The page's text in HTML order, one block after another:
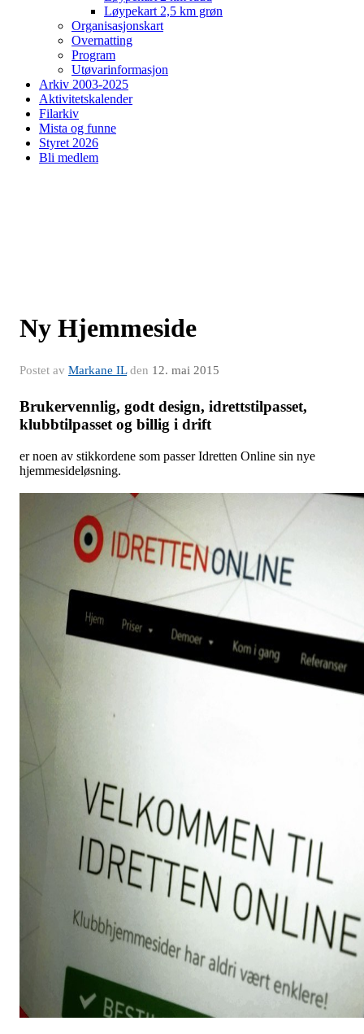
Løypekart 2,5 km grøn
Organisasjonskart
Overnatting
Program
Utøvarinformasjon
Arkiv 2003-2025
Aktivitetskalender
Filarkiv
Mista og funne
Styret 2026
Bli medlem
Ny Hjemmeside
Postet av Markane ILden 12. mai 2015
Brukervennlig, godt design, idrettstilpasset,
klubbtilpasset og billig i drift
er noen av stikkordene som passer Idretten Online sin nye
hjemmesideløsning.